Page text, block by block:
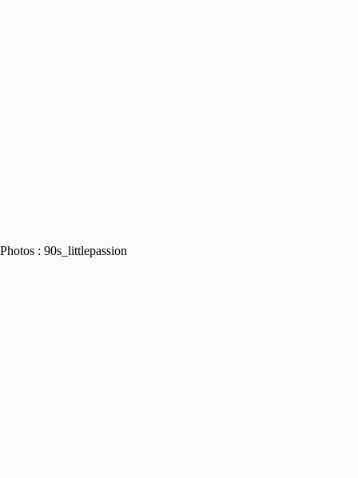
Photos : 90s_littlepassion